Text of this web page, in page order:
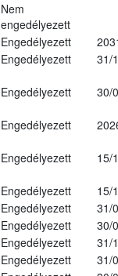
Nem
engedélyezett
Engedélyezett
Engedélyezett
31/
Engedélyezett 30/
Engedélyezett
Engedélyezett 15/
Engedélyezett
15/
Engedélyezett
31/
Engedélyezett
30/
Engedélyezett
31/
Engedélyezett
31/